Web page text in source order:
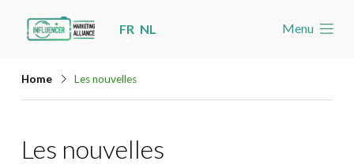
Jump
Jump
FR NL Menu
Home Les nouvelles
Les nouvelles
Cas